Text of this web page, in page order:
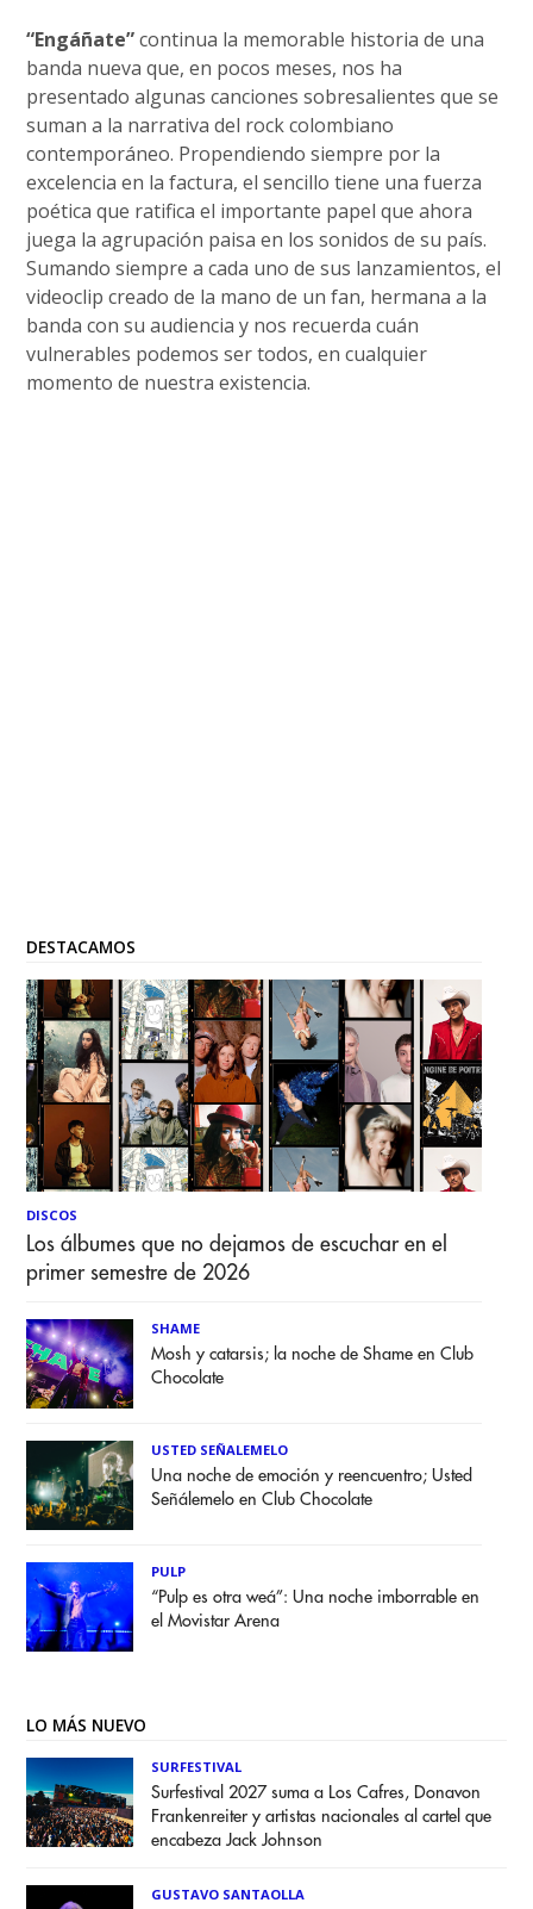
“Engáñate”continua la memorable historia de una
banda nueva que, en pocos meses, nos ha
presentado algunas canciones sobresalientes que se
suman a la narrativa del rock colombiano
contemporáneo. Propendiendo siempre por la
excelencia en la factura, el sencillo tiene una fuerza
poética que ratifica el importante papel que ahora
juega la agrupación paisa en los sonidos de su país.
Sumando siempre a cada uno de sus lanzamientos, el
videoclip creado de la mano de un fan, hermana a la
banda con su audiencia y nos recuerda cuán
vulnerables podemos ser todos, en cualquier
momento de nuestra existencia.
DESTACAMOS
DISCOS
Los álbumes que no dejamos de escuchar en el
primer semestre de 2026
SHAME
Mosh y catarsis; la noche de Shame en Club
Chocolate
USTED SEÑALEMELO
Una noche de emoción y reencuentro; Usted
Señálemelo en Club Chocolate
PULP
“Pulp es otra weá”: Una noche imborrable en
el Movistar Arena
LO MÁS NUEVO
SURFESTIVAL
Surfestival 2027 suma a Los Cafres, Donavon
Frankenreiter y artistas nacionales al cartel que
encabeza Jack Johnson
GUSTAVO SANTAOLLA